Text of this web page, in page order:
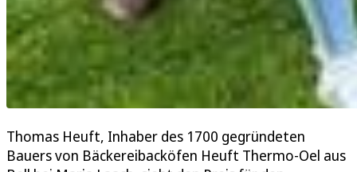
Thomas Heuft, Inhaber des 1700 gegründeten
Bauers von Bäckereibacköfen Heuft Thermo-Oel aus